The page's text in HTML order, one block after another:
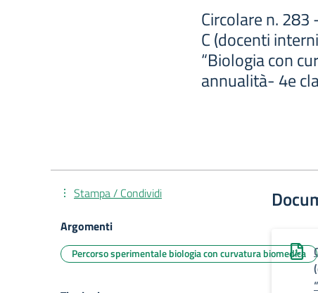
Circolare n.
C (docenti
“Biologia con
annualità- 4e
Stampa / Condividi
Argomenti
Percorso sperimentale biologia con curvatura biomedica